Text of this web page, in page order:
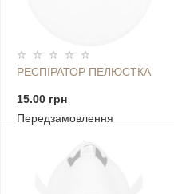
РЕСПІРАТОР ПЕЛЮСТКА
15.00 грн
Передзамовлення